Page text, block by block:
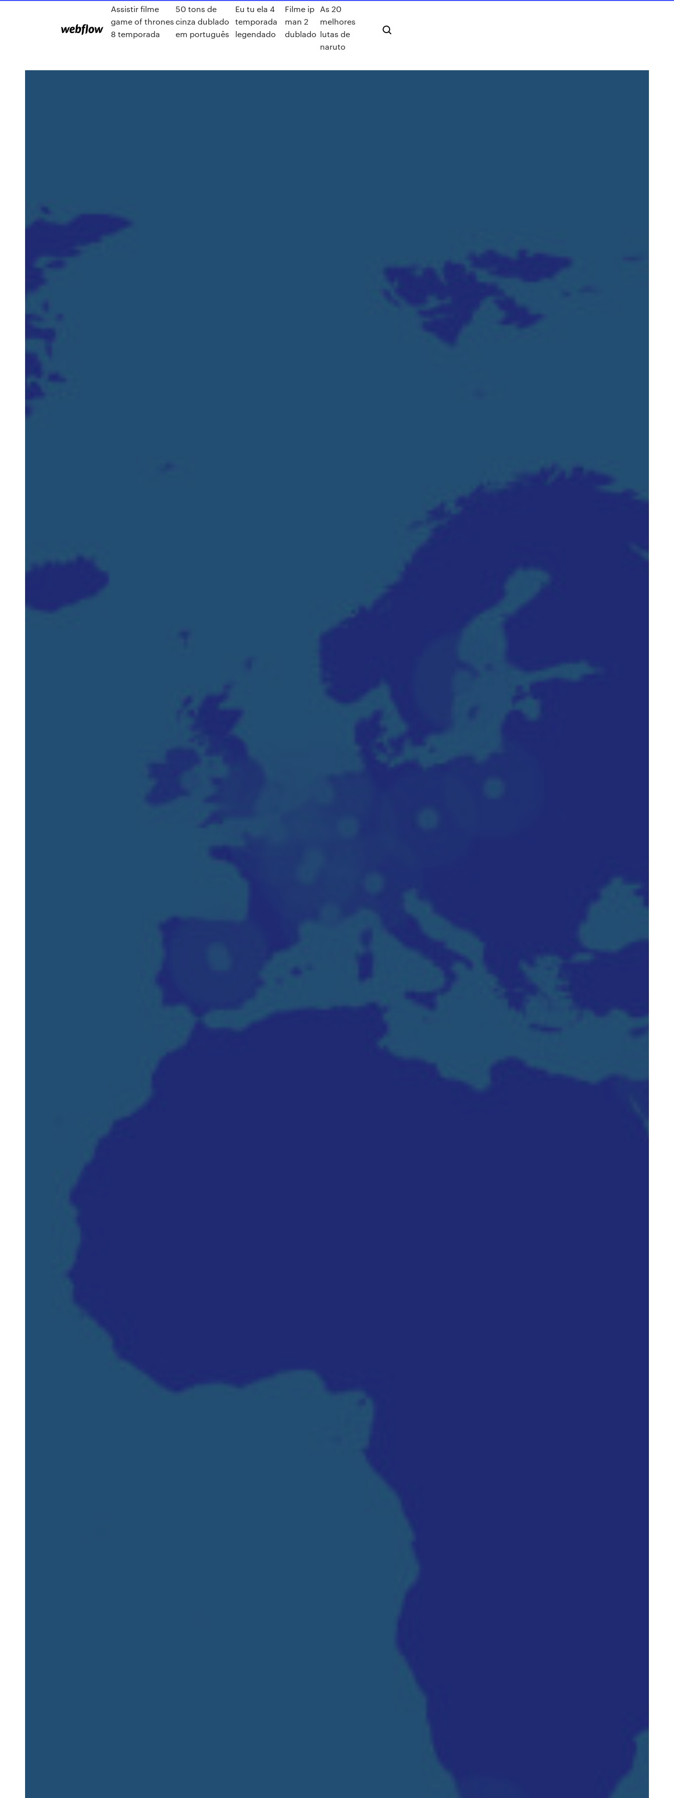
Assistir filme
game of thrones
8 temporada
50 tons de
cinza dublado
em português
Eu tu ela 4
temporada
legendado
Filme ip
man 2
dublado
As 20
melhores
lutas de
naruto